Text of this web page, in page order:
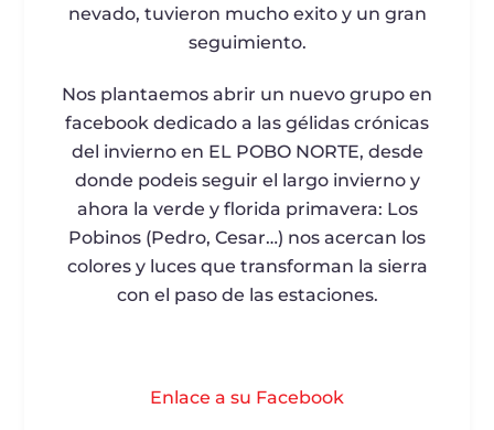
nevado, tuvieron mucho exito y un gran
seguimiento.
Nos plantaemos abrir un nuevo grupo en
facebook dedicado a las gélidas crónicas
del invierno en EL POBO NORTE, desde
donde podeis seguir el largo invierno y
ahora la verde y florida primavera: Los
Pobinos (Pedro, Cesar…) nos acercan los
colores y luces que transforman la sierra
con el paso de las estaciones.
Enlace a su Facebook